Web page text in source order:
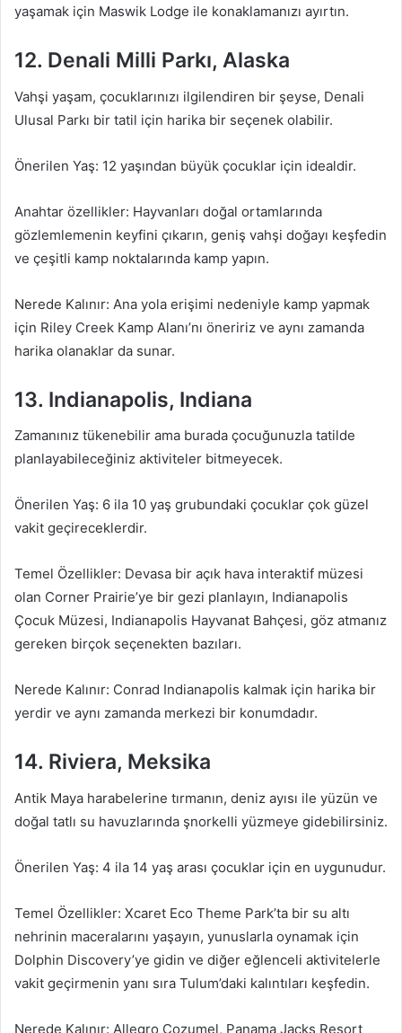
yaşamak için Maswik Lodge ile konaklamanızı ayırtın.
12. Denali Milli Parkı, Alaska
Vahşi yaşam, çocuklarınızı ilgilendiren bir şeyse, Denali
Ulusal Parkı bir tatil için harika bir seçenek olabilir.
Önerilen Yaş: 12 yaşından büyük çocuklar için idealdir.
Anahtar özellikler: Hayvanları doğal ortamlarında
gözlemlemenin keyfini çıkarın, geniş vahşi doğayı keşfedin
ve çeşitli kamp noktalarında kamp yapın.
Nerede Kalınır: Ana yola erişimi nedeniyle kamp yapmak
için Riley Creek Kamp Alanı’nı öneririz ve aynı zamanda
harika olanaklar da sunar.
13. Indianapolis, Indiana
Zamanınız tükenebilir ama burada çocuğunuzla tatilde
planlayabileceğiniz aktiviteler bitmeyecek.
Önerilen Yaş: 6 ila 10 yaş grubundaki çocuklar çok güzel
vakit geçireceklerdir.
Temel Özellikler: Devasa bir açık hava interaktif müzesi
olan Corner Prairie’ye bir gezi planlayın, Indianapolis
Çocuk Müzesi, Indianapolis Hayvanat Bahçesi, göz atmanız
gereken birçok seçenekten bazıları.
Nerede Kalınır: Conrad Indianapolis kalmak için harika bir
yerdir ve aynı zamanda merkezi bir konumdadır.
14. Riviera, Meksika
Antik Maya harabelerine tırmanın, deniz ayısı ile yüzün ve
doğal tatlı su havuzlarında şnorkelli yüzmeye gidebilirsiniz.
Önerilen Yaş: 4 ila 14 yaş arası çocuklar için en uygunudur.
Temel Özellikler: Xcaret Eco Theme Park’ta bir su altı
nehrinin maceralarını yaşayın, yunuslarla oynamak için
Dolphin Discovery’ye gidin ve diğer eğlenceli aktivitelerle
vakit geçirmenin yanı sıra Tulum’daki kalıntıları keşfedin.
Nerede Kalınır: Allegro Cozumel, Panama Jacks Resort